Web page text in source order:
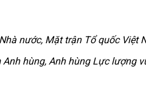
nước, Mặt trận Tổ quốc Việt
hùng, Anh hùng Lực